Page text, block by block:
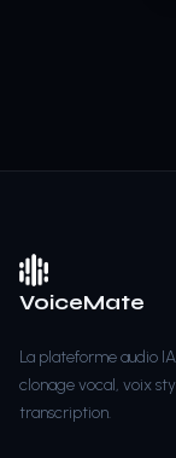
VoiceMate
La plateforme audio
clonage vocal, voix
transcription.